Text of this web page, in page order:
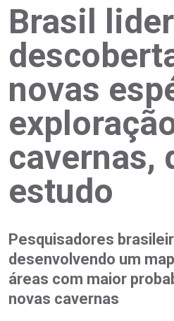
Brasil
novas
cavernas,
estudo
Pesquisadores
desenvolvendo um
áreas com maior
novas cavernas